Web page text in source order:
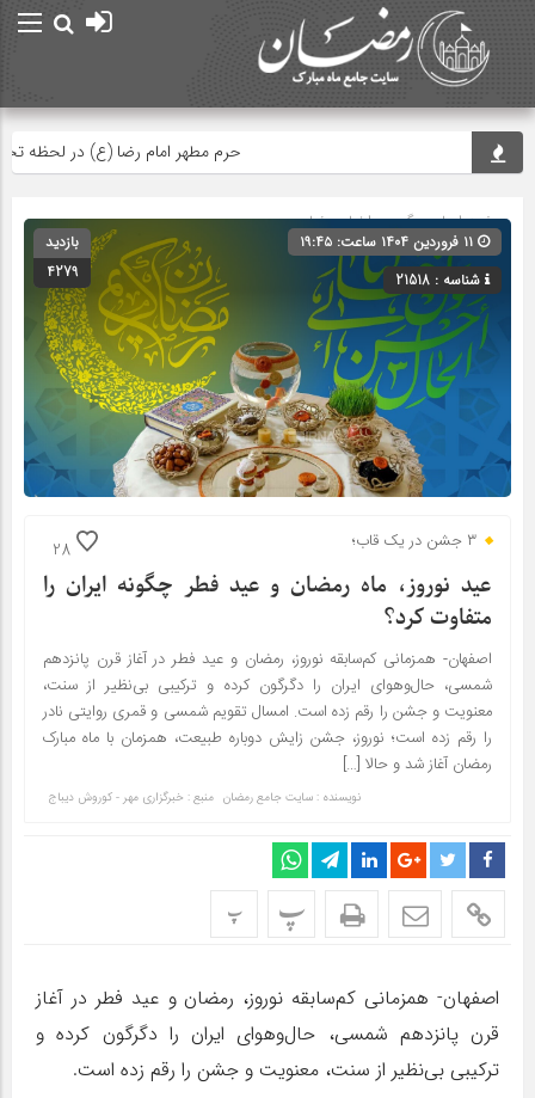
حرم مطهر امام رضا (ع) در لحظه تحویل
صفحه اصلی» گروه »اخبار رمضان
شناسه : 21518
بازدید
4279
28 ۳ جشن در یک قاب؛
عید نوروز، ماه رمضان و عید فطر چگونه ایران را
متفاوت کرد؟
اصفهان- همزمانی کم‌سابقه نوروز، رمضان و عید فطر در آغاز قرن پانزدهم
شمسی، حال‌وهوای ایران را دگرگون کرده و ترکیبی بی‌نظیر از سنت،
معنویت و جشن را رقم زده است. امسال تقویم شمسی و قمری روایتی نادر
را رقم زده است؛ نوروز، جشن زایش دوباره طبیعت، همزمان با ماه مبارک
رمضان آغاز شد و حالا […]
نویسنده : سایت جامع رمضان منبع : خبرگزاری مهر - کوروش دیباج
پ پ
اصفهان- همزمانی کم‌سابقه نوروز، رمضان و عید فطر در آغاز
قرن پانزدهم شمسی، حال‌وهوای ایران را دگرگون کرده و
ترکیبی بی‌نظیر از سنت، معنویت و جشن را رقم زده است.